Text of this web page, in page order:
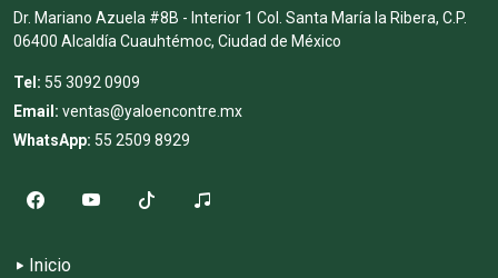
Dr. Mariano Azuela #8B - Interior 1 Col. Santa María la Ribera, C.P.
06400 Alcaldía Cuauhtémoc, Ciudad de México
Tel: 55 3092 0909
Email: ventas@yaloencontre.mx
WhatsApp: 55 2509 8929
Inicio